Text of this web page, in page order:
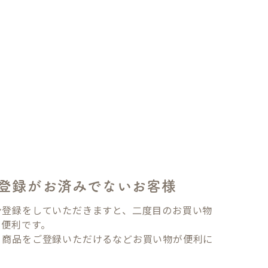
録がお済みでないお客様
録をしていただきますと、二度目のお買い物
利です。
品をご登録いただけるなどお買い物が便利に